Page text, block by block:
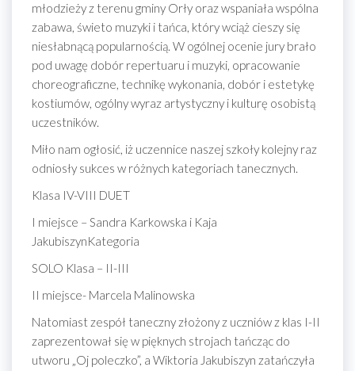
młodzieży z terenu gminy Orły oraz wspaniała wspólna
zabawa, świeto muzyki i tańca, który wciąż cieszy się
niesłabnącą popularnością. W ogólnej ocenie jury brało
pod uwagę dobór repertuaru i muzyki, opracowanie
choreograficzne, technikę wykonania, dobór i estetykę
kostiumów, ogólny wyraz artystyczny i kulturę osobistą
uczestników.
Miło nam ogłosić, iż uczennice naszej szkoły kolejny raz
odniosły sukces w różnych kategoriach tanecznych.
Klasa IV-VIII DUET
I miejsce – Sandra Karkowska i Kaja
JakubiszynKategoria
SOLO Klasa – II-III
II miejsce- Marcela Malinowska
Natomiast zespół taneczny złożony z uczniów z klas I-II
zaprezentował się w pięknych strojach tańcząc do
utworu „Oj poleczko”, a Wiktoria Jakubiszyn zatańczyła